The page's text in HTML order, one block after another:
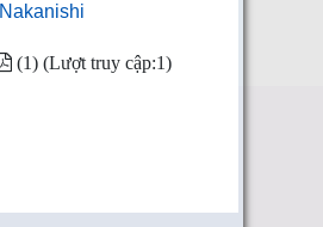
(1) (Lượt truy cập:1)